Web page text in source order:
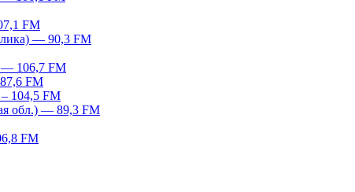
FM
— 90,3 FM
— 106,7 FM
FM
104,5 FM
обл.) — 89,3 FM
FM